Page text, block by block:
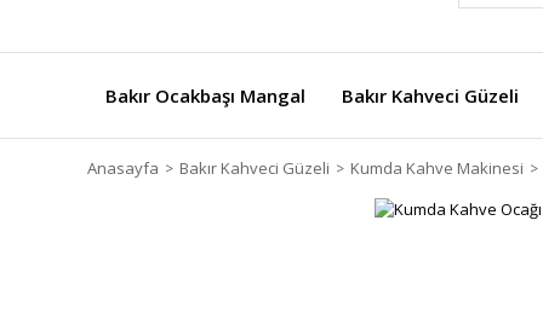
Bakır Ocakbaşı Mangal Bakır Kahveci Güzeli
Anasayfa Bakır Kahveci Güzeli Kumda Kahve Makinesi